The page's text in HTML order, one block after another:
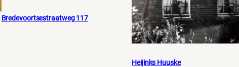
Bredevoortsestraatweg 117
Heijinks Huuske